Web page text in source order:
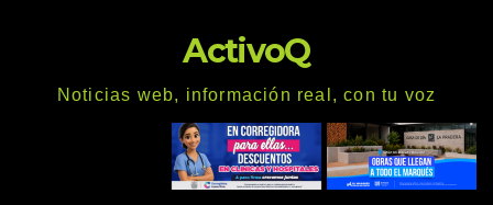
ActivoQ
Noticias web, información real, con tu voz